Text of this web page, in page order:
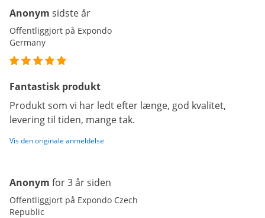
Anonym sidste år
Offentliggjort på Expondo
Germany
Fantastisk produkt
Produkt som vi har ledt efter længe, god kvalitet,
levering til tiden, mange tak.
Vis den originale anmeldelse
Anonym for 3 år siden
Offentliggjort på Expondo Czech
Republic